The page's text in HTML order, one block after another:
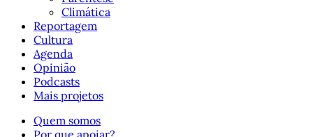
Climática
Reportagem
Cultura
Agenda
Opinião
Podcasts
Mais projetos
Quem somos
Por que apoiar?